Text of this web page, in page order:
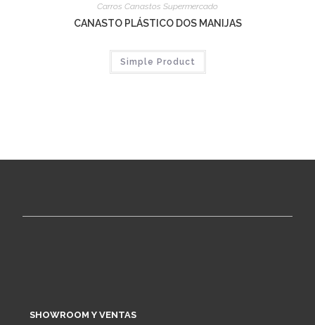
Carros Canastos Supermercado
CANASTO PLÁSTICO DOS MANIJAS
Simple Product
SHOWROOM Y VENTAS